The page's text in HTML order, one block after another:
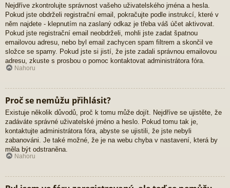
Nejdříve zkontrolujte správnost vašeho uživatelského jména a hesla.
Pokud jste obdrželi registrační email, pokračujte podle instrukcí, které v
něm najdete - klepnutím na zaslaný odkaz je třeba váš účet aktivovat.
Pokud jste registrační email neobdrželi, mohli jste zadat špatnou
emailovou adresu, nebo byl email zachycen spam filtrem a skončil ve
složce se spamy. Pokud jste si jistí, že jste zadali správnou emailovou
adresu, zkuste s prosbou o pomoc kontaktovat administrátora fóra.
Nahoru
Proč se nemůžu přihlásit?
Existuje několik důvodů, proč k tomu může dojít. Nejdříve se ujistěte, že
zadáváte správné uživatelské jméno a heslo. Pokud tomu tak je,
kontaktujte administrátora fóra, abyste se ujistili, že jste nebyli
zabanováni. Je také možné, že je na webu chyba v nastavení, která by
měla být odstraněna.
Nahoru